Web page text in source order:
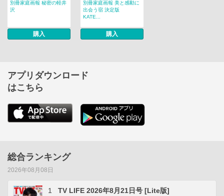
別冊家庭画報 秘密の軽井
沢
購入
別冊家庭画報 美と感動に
出会う宿 決定版
KATE...
購入
アプリダウンロード
はこちら
総合ランキング
2026年08月08日
1 TV LIFE 2026年8月21日号 [Lite版]